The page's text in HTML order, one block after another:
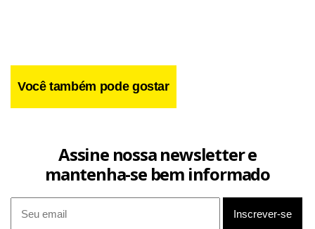
Você também pode gostar
Assine nossa newsletter e
mantenha-se bem informado